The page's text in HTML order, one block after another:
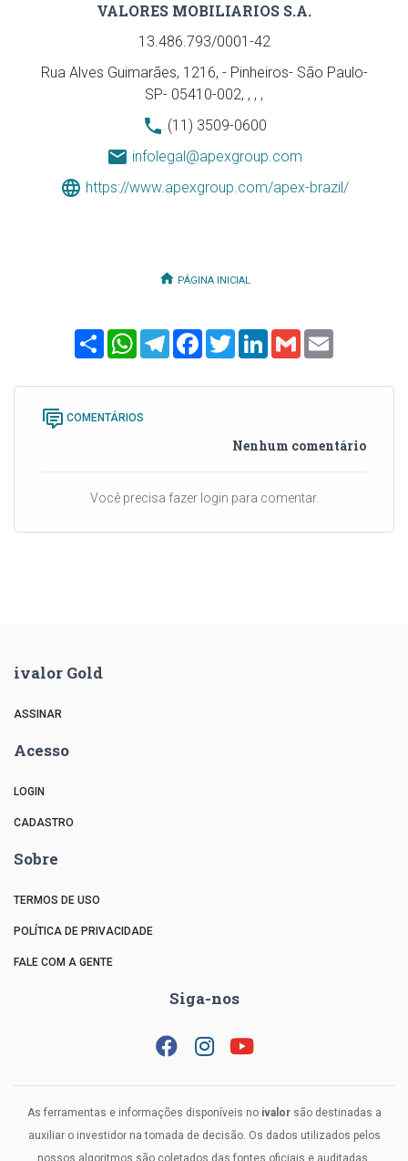
VALORES MOBILIARIOS S.A.
13.486.793/0001-42
Rua Alves Guimarães, 1216, - Pinheiros- São Paulo-
SP- 05410-002, , , ,
(11) 3509-0600
infolegal@apexgroup.com
https://www.apexgroup.com/apex-brazil/
PÁGINA INICIAL
ShareWhatsAppTelegramFacebook
TwitterLinkedInGmail
COMENTÁRIOS
Nenhum comentário
Você precisa fazer login para comentar.
ivalor Gold
ASSINAR
Acesso
LOGIN
CADASTRO
Sobre
TERMOS DE USO
POLÍTICA DE PRIVACIDADE
FALE COM A GENTE
Siga-nos
As ferramentas e informações disponíveis no ivalorsão destinadas a
auxiliar o investidor na tomada de decisão. Os dados utilizados pelos
nossos algoritmos são coletados das fontes oficiais e auditadas,